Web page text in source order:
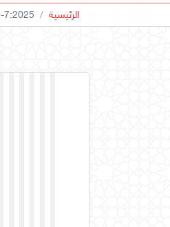
الرئيسية 7:2025